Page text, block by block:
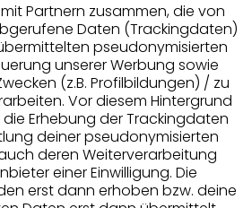
mit Partnern zusammen, die von
Daten (Trackingdaten)
pseudonymisierten
unserer Werbung sowie
(z.B. Profilbildungen) / zu
Vor diesem Hintergrund
Erhebung der Trackingdaten
deiner pseudonymisierten
deren Weiterverarbeitung
einer Einwilligung. Die
erst dann erhoben bzw. deine